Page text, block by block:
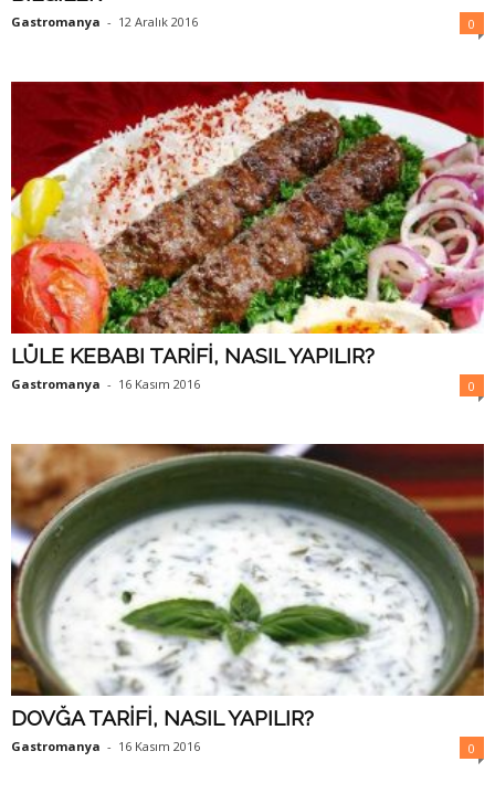
Gastromanya - 12 Aralık 2016 0
LÜLE KEBABI TARİFİ, NASIL YAPILIR?
Gastromanya - 16 Kasım 2016 0
DOVĞA TARİFİ, NASIL YAPILIR?
Gastromanya - 16 Kasım 2016 0